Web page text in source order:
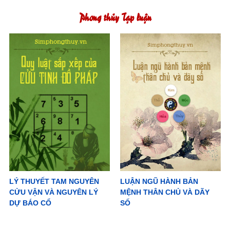
Phong thủy Tạp luận
LÝ THUYẾT TAM NGUYÊN
CỬU VẬN VÀ NGUYÊN LÝ
DỰ BÁO CỔ
LUẬN NGŨ HÀNH BẢN
MỆNH THÂN CHỦ VÀ DÃY
SỐ